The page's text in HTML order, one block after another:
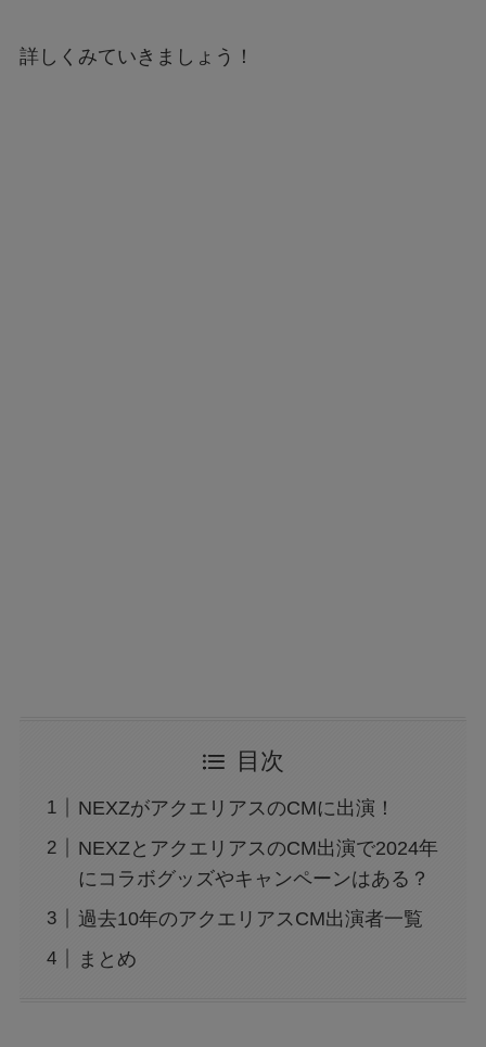
詳しくみていきましょう！
目次
NEXZがアクエリアスのCMに出演！
NEXZとアクエリアスのCM出演で2024年
にコラボグッズやキャンペーンはある？
過去10年のアクエリアスCM出演者一覧
まとめ